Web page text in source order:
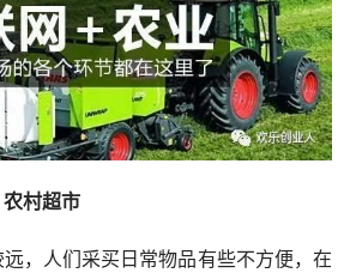
村超市
，人们采买日常物品有些不方便，在